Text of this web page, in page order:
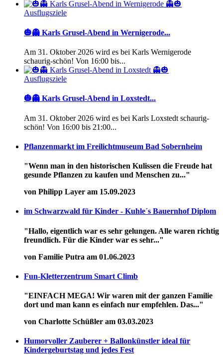
Ausflugsziele
🎃👻 Karls Grusel-Abend in Wernigerode...
Am 31. Oktober 2026 wird es bei Karls Wernigerode
schaurig-schön! Von 16:00 bis...
Ausflugsziele
🎃👻 Karls Grusel-Abend in Loxstedt...
Am 31. Oktober 2026 wird es bei Karls Loxstedt schaurig-
schön! Von 16:00 bis 21:00...
Pflanzenmarkt im Freilichtmuseum Bad Sobernheim
"Wenn man in den historischen Kulissen die Freude hat
gesunde Pflanzen zu kaufen und Menschen zu..."
von Philipp Layer am 15.09.2023
im Schwarzwald für Kinder - Kuhle´s Bauernhof Diplom
"Hallo, eigentlich war es sehr gelungen. Alle waren richtig
freundlich. Für die Kinder war es sehr..."
von Familie Putra am 01.06.2023
Fun-Kletterzentrum Smart Climb
"EINFACH MEGA! Wir waren mit der ganzen Familie
dort und man kann es einfach nur empfehlen. Das..."
von Charlotte Schüßler am 03.03.2023
Humorvoller Zauberer + Ballonkünstler ideal für
Kindergeburtstag und jedes Fest